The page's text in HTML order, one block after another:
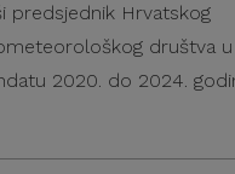
predsjednik Hrvatskog
društva u
2020. do 2024.